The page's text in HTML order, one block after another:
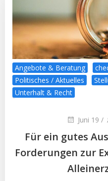
Angebote & Beratung
Politisches / Aktuelles
Unterhalt & Recht
Juni 19 /
Für ein gutes
Forderungen zur